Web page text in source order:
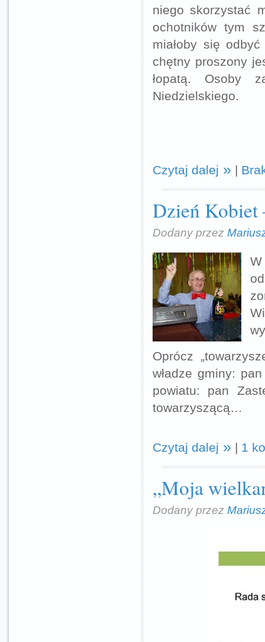
niego skorzystać
ochotników tym
miałoby się
chętny proszony
łopatą. Osoby
Niedzielskiego.
Czytaj dalej |
Dzień Kobiet
Dodany przez
Oprócz
władze gminy:
powiatu: pan
towarzyszącą…
Czytaj dalej | 1
„Moja
Dodany przez